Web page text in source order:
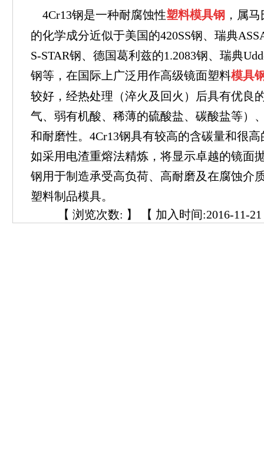
4Cr13钢是一种耐腐蚀性塑料模具钢 ，属
的化学成分近似于美国的420SS钢、瑞典
S-STAR钢、德国葛利兹的1.2083钢、瑞典
钢等，在国际上广泛用作高级镜面塑料模具
较好，经热处理（淬火及回火）后具有优良
气、弱有机酸、稀薄的硫酸盐、碳酸盐等）
和耐磨性。4Cr13钢具有较高的含碳量和很
如采用电渣重熔法精炼，将显示卓越的镜面
钢用于制造承受高负荷、高耐磨及在腐蚀介
塑料制品模具。
【 浏览次数: 】 【 加入时间:2016-11-